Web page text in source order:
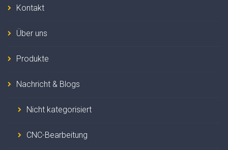
Kontakt
Über uns
Produkte
Nachricht & Blogs
Nicht kategorisiert
CNC-Bearbeitung